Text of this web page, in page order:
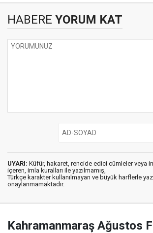
HABERE YORUM KAT
UYARI: Küfür, hakaret, rencide edici cümleler veya
içeren, imla kuralları ile yazılmamış,
Türkçe karakter kullanılmayan ve büyük harflerle
onaylanmamaktadır.
Kahramanmaraş Ağustos